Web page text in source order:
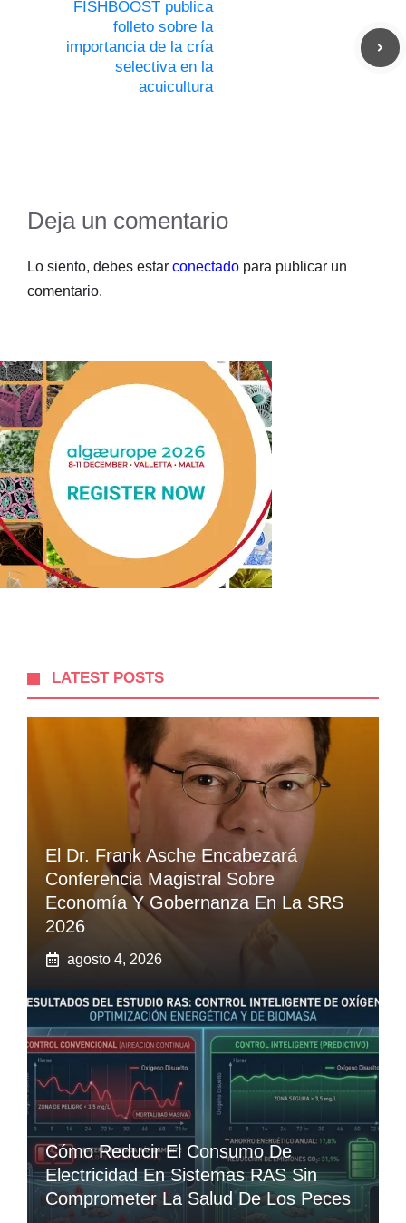
FISHBOOST publica
folleto sobre la
importancia de la cría
selectiva en la
acuicultura
Deja un comentario
Lo siento, debes estar conectado para publicar un
comentario.
LATEST POSTS
El Dr. Frank Asche Encabezará
Conferencia Magistral Sobre
Economía Y Gobernanza En La SRS
2026
agosto 4, 2026
Cómo Reducir El Consumo De
Electricidad En Sistemas RAS Sin
Comprometer La Salud De Los Peces